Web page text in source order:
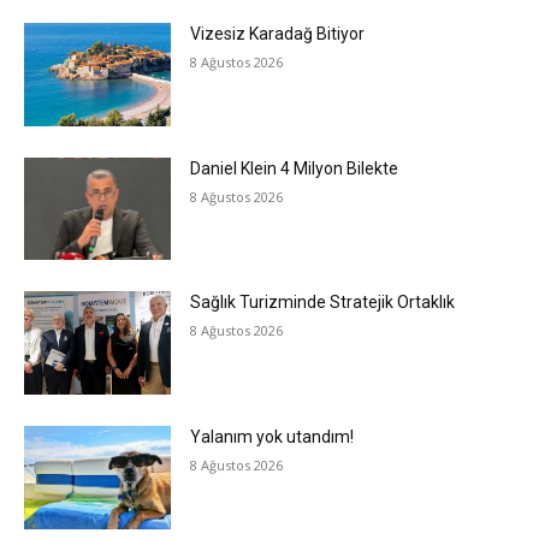
Vizesiz Karadağ Bitiyor
8 Ağustos 2026
Daniel Klein 4 Milyon Bilekte
8 Ağustos 2026
Sağlık Turizminde Stratejik Ortaklık
8 Ağustos 2026
Yalanım yok utandım!
8 Ağustos 2026